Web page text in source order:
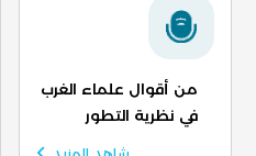
من أقوال علماء الغرب
في نظرية التطور